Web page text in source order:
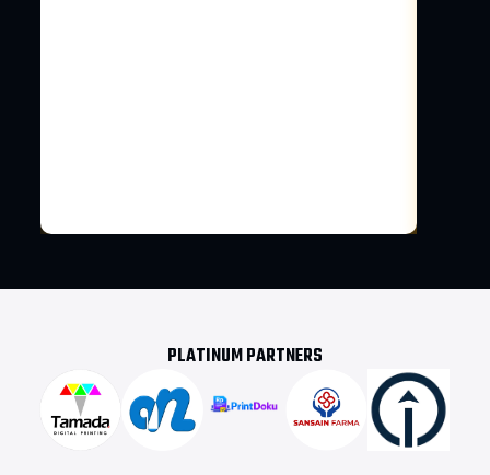
PLATINUM PARTNERS